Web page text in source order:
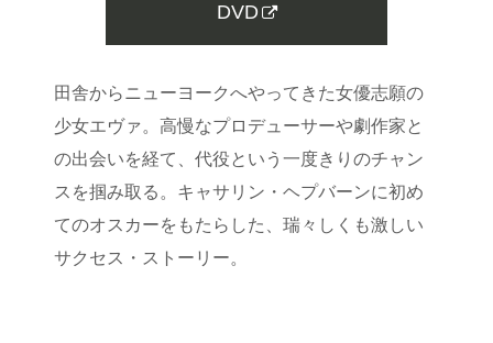
DVD
田舎からニューヨークへやってきた女優志願の
少女エヴァ。高慢なプロデューサーや劇作家と
の出会いを経て、代役という一度きりのチャン
スを掴み取る。キャサリン・ヘプバーンに初め
てのオスカーをもたらした、瑞々しくも激しい
サクセス・ストーリー。